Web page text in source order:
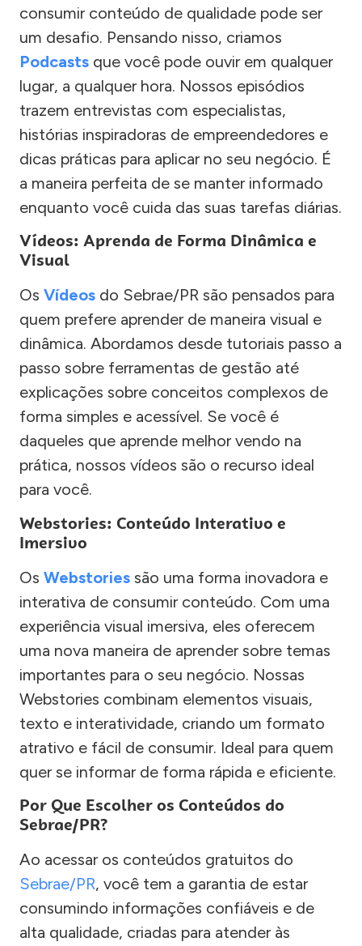
consumir conteúdo de qualidade pode ser
um desafio. Pensando nisso, criamos
Podcasts que você pode ouvir em qualquer
lugar, a qualquer hora. Nossos episódios
trazem entrevistas com especialistas,
histórias inspiradoras de empreendedores e
dicas práticas para aplicar no seu negócio. É
a maneira perfeita de se manter informado
enquanto você cuida das suas tarefas diárias.
Vídeos: Aprenda de Forma Dinâmica e
Visual
Os Vídeos do Sebrae/PR são pensados para
quem prefere aprender de maneira visual e
dinâmica. Abordamos desde tutoriais passo a
passo sobre ferramentas de gestão até
explicações sobre conceitos complexos de
forma simples e acessível. Se você é
daqueles que aprende melhor vendo na
prática, nossos vídeos são o recurso ideal
para você.
Webstories: Conteúdo Interativo e
Imersivo
Os Webstories são uma forma inovadora e
interativa de consumir conteúdo. Com uma
experiência visual imersiva, eles oferecem
uma nova maneira de aprender sobre temas
importantes para o seu negócio. Nossas
Webstories combinam elementos visuais,
texto e interatividade, criando um formato
atrativo e fácil de consumir. Ideal para quem
quer se informar de forma rápida e eficiente.
Por Que Escolher os Conteúdos do
Sebrae/PR?
Ao acessar os conteúdos gratuitos do
Sebrae/PR, você tem a garantia de estar
consumindo informações confiáveis e de
alta qualidade, criadas para atender às